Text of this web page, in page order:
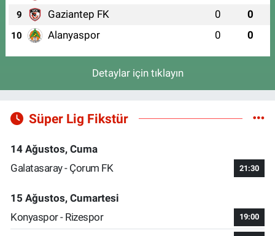
9 Gaziantep FK 0 0
10 Alanyaspor 0 0
Detaylar için tıklayın
Süper Lig Fikstür
14 Ağustos, Cuma
Galatasaray - Çorum FK
21:30
15 Ağustos, Cumartesi
Konyaspor - Rizespor
19:00